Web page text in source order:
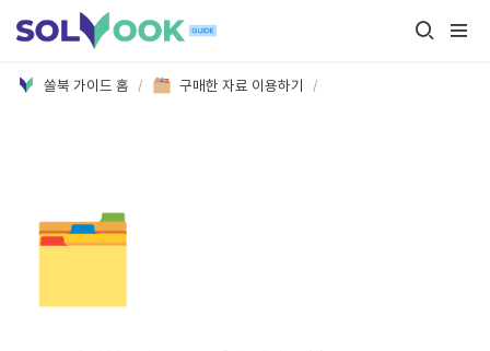
쏠북 가이드 홈 / 구매한 자료 이용하기 /
🗂️